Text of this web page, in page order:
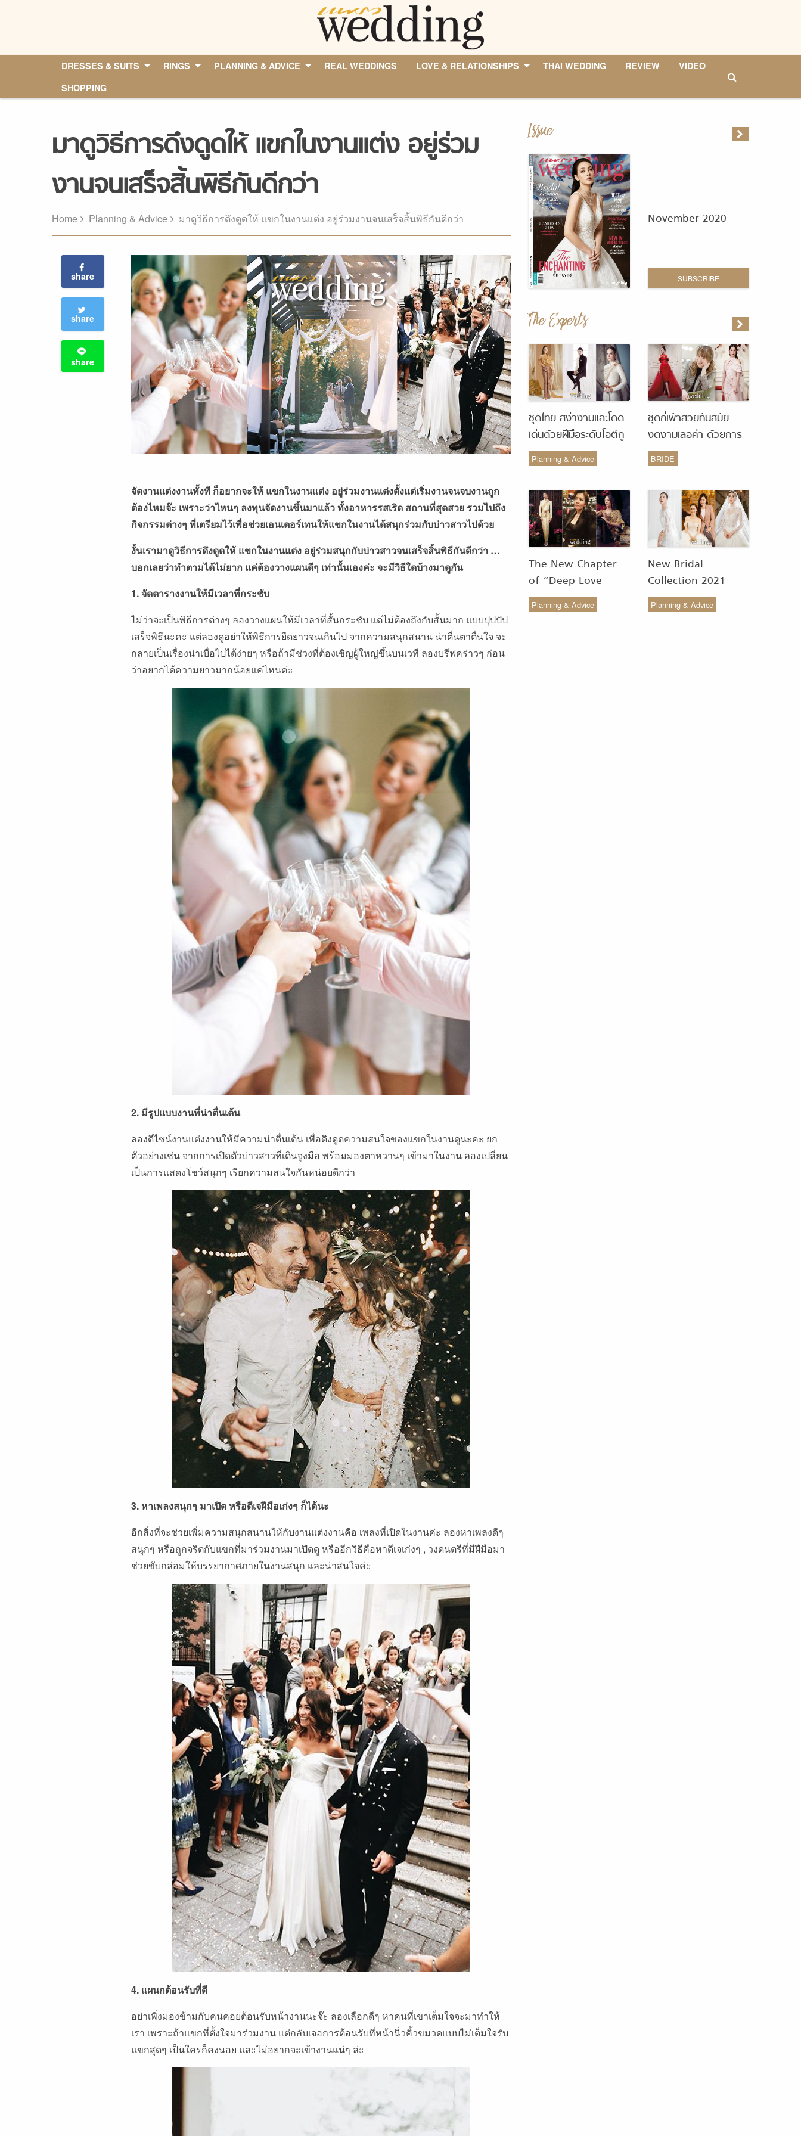
DRESSES & SUITS RINGS PLANNING & ADVICE REAL WEDDINGS LOVE & RELATIONSHIPS THAI WEDDING REVIEW
VIDEO
SHOPPING
มาดูวิธีการดึงดูดให้ แขกในงานแต่ง อยู่ร่วม
งานจนเสร็จสิ้นพิธีกันดีกว่า
Home Planning & Advice มาดูวิธีการดึงดูดให้ แขกในงานแต่ง อยู่ร่วมงานจนเสร็จสิ้นพิธีกันดีกว่า
share
share
share
จัดงานแต่งงานทั้งที ก็อยากจะให้ แขกในงานแต่ง อยู่ร่วมงานแต่งตั้งแต่เริ่มงานจนจบงานถูก
ต้องไหมจ๊ะ เพราะว่าไหนๆ ลงทุนจัดงานขึ้นมาแล้ว ทั้งอาหารรสเริด สถานที่สุดสวย รวมไปถึง
กิจกรรมต่างๆ ที่เตรียมไว้เพื่อช่วยเอนเตอร์เทนให้แขกในงานได้สนุกร่วมกับบ่าวสาวไปด้วย
งั้นเรามาดูวิธีการดึงดูดให้ แขกในงานแต่ง อยู่ร่วมสนุกกับบ่าวสาวจนเสร็จสิ้นพิธีกันดีกว่า …
บอกเลยว่าทำตามได้ไม่ยาก แค่ต้องวางแผนดีๆ เท่านั้นเองค่ะ จะมีวิธีใดบ้างมาดูกัน
1. จัดตารางงานให้มีเวลาที่กระชับ
ไม่ว่าจะเป็นพิธีการต่างๆ ลองวางแผนให้มีเวลาที่สั้นกระชับ แต่ไม่ต้องถึงกับสั้นมาก แบบปุปปัป
เสร็จพิธีนะคะ แต่ลองดูอย่าให้พิธีการยืดยาวจนเกินไป จากความสนุกสนาน น่าตื่นตาตื่นใจ จะ
กลายเป็นเรื่องน่าเบื่อไปได้ง่ายๆ หรือถ้ามีช่วงที่ต้องเชิญผู้ใหญ่ขึ้นบนเวที ลองบรีฟคร่าวๆ ก่อน
ว่าอยากได้ความยาวมากน้อยแค่ไหนค่ะ
2. มีรูปแบบงานที่น่าตื่นเต้น
ลองดีไซน์งานแต่งงานให้มีความน่าตื่นเต้น เพื่อดึงดูดความสนใจของแขกในงานดูนะคะ ยก
ตัวอย่างเช่น จากการเปิดตัวบ่าวสาวที่เดินจูงมือ พร้อมมองตาหวานๆ เข้ามาในงาน ลองเปลี่ยน
เป็นการแสดงโชว์สนุกๆ เรียกความสนใจกันหน่อยดีกว่า
3. หาเพลงสนุกๆ มาเปิด หรือดีเจฝีมือเก่งๆ ก็ได้นะ
อีกสิ่งที่จะช่วยเพิ่มความสนุกสนานให้กับงานแต่งงานคือ เพลงที่เปิดในงานค่ะ ลองหาเพลงดีๆ
สนุกๆ หรือถูกจริตกับแขกที่มาร่วมงานมาเปิดดู หรืออีกวิธีคือหาดีเจเก่งๆ , วงดนตรีที่มีฝีมือมา
ช่วยขับกล่อมให้บรรยากาศภายในงานสนุก และน่าสนใจค่ะ
4. แผนกต้อนรับที่ดี
อย่าเพิ่งมองข้ามกับคนคอยต้อนรับหน้างานนะจ๊ะ ลองเลือกดีๆ หาคนที่เขาเต็มใจจะมาทำให้
เรา เพราะถ้าแขกที่ตั้งใจมาร่วมงาน แต่กลับเจอการต้อนรับที่หน้านิ่วคิ้วขมวดแบบไม่เต็มใจรับ
แขกสุดๆ เป็นใครก็คงนอย และไม่อยากจะเข้างานแน่ๆ ล่ะ
Issue
November 2020
SUBSCRIBE
The Experts
ชุดไทย สง่างามและโดด
เด่นด้วยฝีมือระดับโอต์กู
ตูร์ จากห้องเสื้อ Vanus
Couture
Planning & Advice
ชุดกี่เพ้าสวยทันสมัย
งดงามเลอค่า ด้วยการ
รังสรรค์จากห้องเสื้อ
Monique Wedding
BRIDE
The New Chapter
of “Deep Love
Wedding Studio” :
รังสรรค์ผ้าทอของไทยให้
Planning & Advice
New Bridal
Collection 2021
from COCO CHIC
สวย เรียบง่าย สไตล์มินิ
Planning & Advice